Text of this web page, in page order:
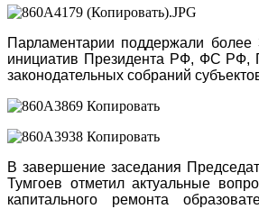
Парламентарии поддержали более
инициатив Президента РФ, ФС РФ,
законодательных собраний
В завершение заседания
Тумгоев отметил актуальные
капитального ремонта